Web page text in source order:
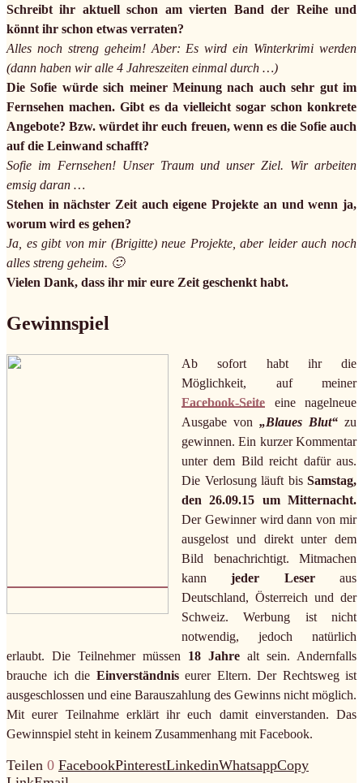
Schreibt ihr aktuell schon am vierten Band der Reihe und
könnt ihr schon etwas verraten?
Alles noch streng geheim! Aber: Es wird ein Winterkrimi werden
(dann haben wir alle 4 Jahreszeiten einmal durch …)
Die Sofie würde sich meiner Meinung nach auch sehr gut im
Fernsehen machen. Gibt es da vielleicht sogar schon konkrete
Angebote? Bzw. würdet ihr euch freuen, wenn es die Sofie auch
auf die Leinwand schafft?
Sofie im Fernsehen! Unser Traum und unser Ziel. Wir arbeiten
emsig daran …
Stehen in nächster Zeit auch eigene Projekte an und wenn ja,
worum wird es gehen?
Ja, es gibt von mir (Brigitte) neue Projekte, aber leider auch noch
alles streng geheim. 🙂
Vielen Dank, dass ihr mir eure Zeit geschenkt habt.
Gewinnspiel
Ab sofort habt ihr die
Möglichkeit, auf meiner
Facebook-Seite eine nagelneue
Ausgabe von „Blaues Blut“ zu
gewinnen. Ein kurzer Kommentar
unter dem Bild reicht dafür aus.
Die Verlosung läuft bis Samstag,
den 26.09.15 um Mitternacht.
Der Gewinner wird dann von mir
ausgelost und direkt unter dem
Bild benachrichtigt. Mitmachen
kannjeder Leseraus
Deutschland, Österreich und der
Schweiz. Werbung ist nicht
notwendig, jedoch natürlich
erlaubt. Die Teilnehmer müssen 18 Jahre alt sein. Andernfalls
brauche ich die Einverständniseurer Eltern. Der Rechtsweg ist
ausgeschlossen und eine Barauszahlung des Gewinns nicht möglich.
Mit eurer Teilnahme erklärt ihr euch damit einverstanden. Das
Gewinnspiel steht in keinem Zusammenhang mit Facebook.
Teilen 0 FacebookPinterestLinkedinWhatsappCopy